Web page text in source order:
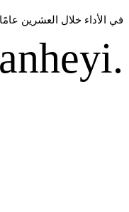
في الأداء خلال العشرين